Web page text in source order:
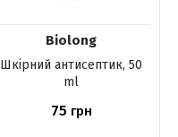
Biolong
Шкірний антисептик, 50
ml
75 грн